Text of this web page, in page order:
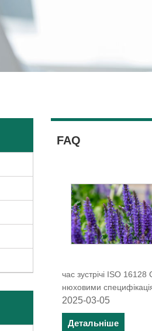
FAQ
час зустрічі ISO
нюховими
2025-03-05
Детальніше